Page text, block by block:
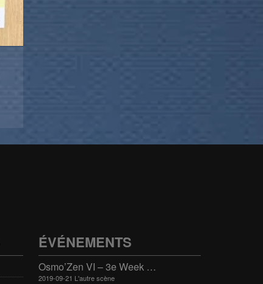
ÉVÉNEMENTS
Osmo’Zen VI – 3e Week end international du bien-être
2019-09-21 L'autre scène